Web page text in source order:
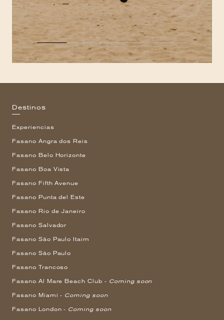
Destinos
Experiencias
Fasano Angra dos Reis
Fasano Belo Horizonte
Fasano Boa Vista
Fasano Fifth Avenue
Fasano Punta del Este
Fasano Rio de Janeiro
Fasano Salvador
Fasano São Paulo Itaim
Fasano São Paulo
Fasano Trancoso
Fasano Al Mare Beach Club - Coming soon
Fasano Miami - Coming soon
Fasano London - Coming soon